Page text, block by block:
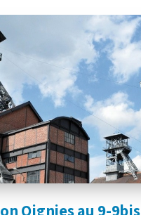
Oignies au 9-9bis